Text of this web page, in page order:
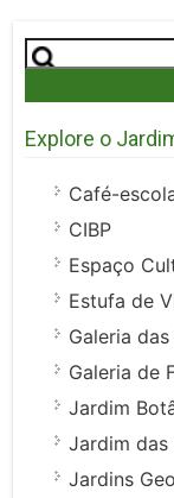
Pesquisar
por:
Explore o
Café-
CIBP
Espaço
Estufa de
Galeria
Galeria de
Jardim
Jardim das
Jardins